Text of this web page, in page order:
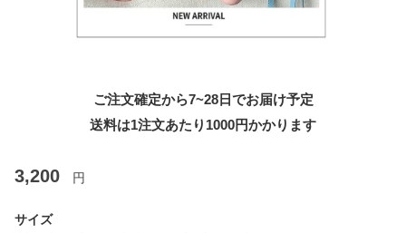
ご注文確定から7~28日でお届け予定
送料は1注文あたり 1000円かかります
3,200 円
サイズ